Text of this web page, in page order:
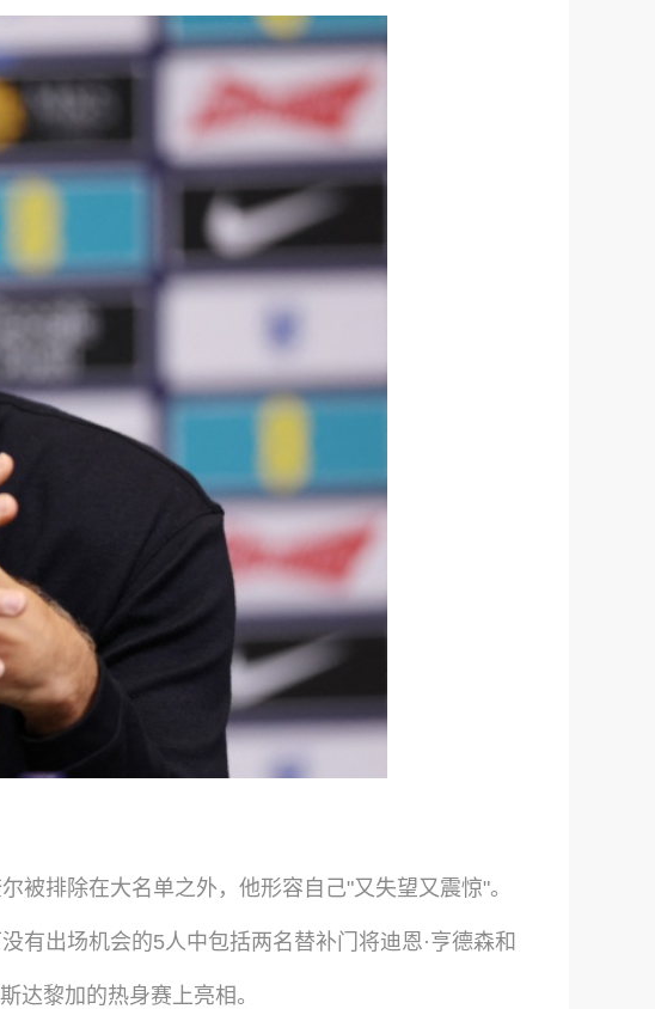
被排除在大名单之外，他形容自己"又失望又震惊"。
有出场机会的5人中包括两名替补门将迪恩·亨德森和
达黎加的热身赛上亮相。